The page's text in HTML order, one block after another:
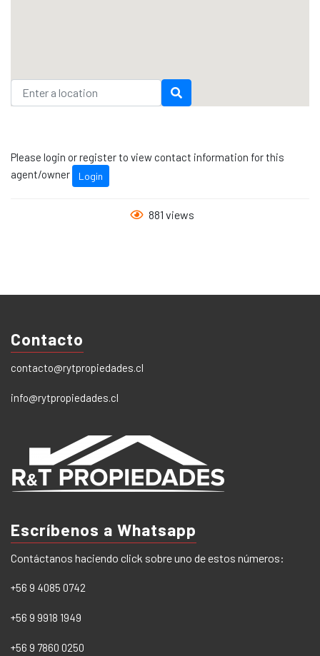
Please login or register to view contact information for this
agent/owner
Login
881 views
Contacto
contacto@rytpropiedades.cl
info@rytpropiedades.cl
Escríbenos a Whatsapp
Contáctanos haciendo click sobre uno de estos números:
+56 9 4085 0742
+56 9 9918 1949
+56 9 7860 0250